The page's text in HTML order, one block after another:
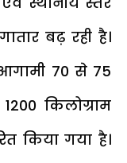
बढ़ रही है।
70 से 75
किलोग्राम
किया गया है।